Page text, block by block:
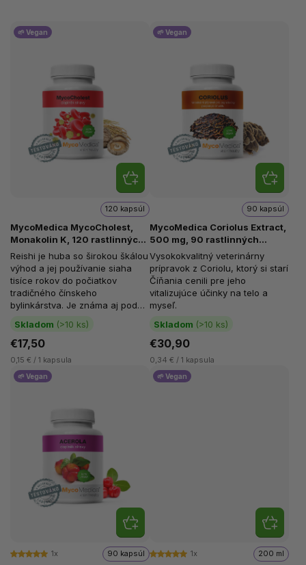
🌱 Vegan
MycoMedica MycoCholest,
Monakolin K, 120 rastlinných
kapsúl
Skladom (>10 ks)
120 kapsúl
€17,50
0,15 € / 1 kapsula
Reishi je huba so širokou škálou
výhod a jej používanie siaha
tisíce rokov do počiatkov
tradičného čínskeho
bylinkárstva. Je známa aj pod
názvami lesklá chrpa alebo
Ganoderma...
🌱 Vegan
MycoMedica Coriolus Extract,
500 mg, 90 rastlinných
kapsúl
Skladom (>10 ks)
90 kapsúl
€30,90
0,34 € / 1 kapsula
Vysokokvalitný veterinárny
prípravok z Coriolu, ktorý si starí
Číňania cenili pre jeho
vitalizujúce účinky na telo a
myseľ.
🌱 Vegan
1x 90 kapsúl
🌱 Vegan
1x 200 ml